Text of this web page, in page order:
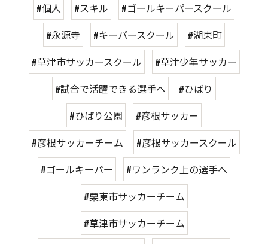
#個人 #スキル
#ゴールキーパースクール
#永源寺
#キーパースクール
#湖東町
#草津市サッカースクール
#草津少年サッカー
#試合で活躍できる選手へ
#ひばり
#ひばり公園
#彦根サッカー
#彦根サッカーチーム
#彦根サッカースクール
#ゴールキーパー
#ワンランク上の選手へ
#栗東市サッカーチーム
#草津市サッカーチーム